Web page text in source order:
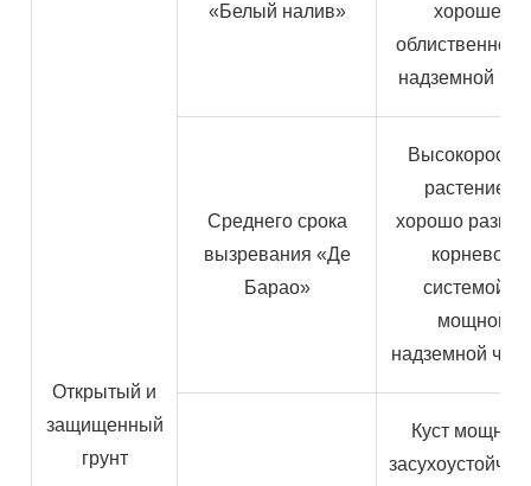
Открытый и
защищенный
грунт
«Белый налив»
хорошей
надземной
Среднего срока
вызревания «Де
Барао»
растение с
хорошо
корневой
системой и
мощной
надземной
Куст